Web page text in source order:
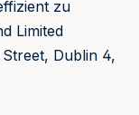
zu
Limited
Dublin 4,